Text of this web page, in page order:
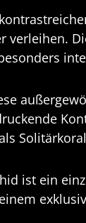
verleihen.
ist ein